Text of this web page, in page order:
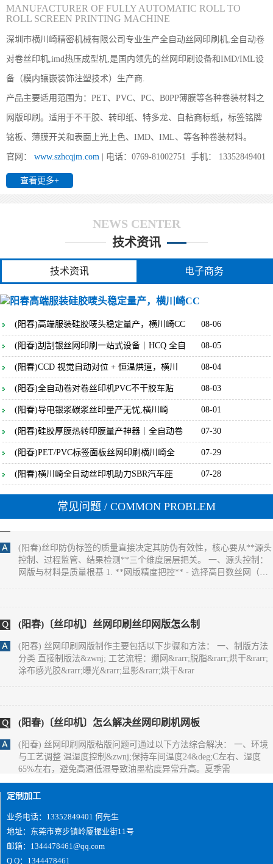
MANUFACTURER OF FULLY AUTOMATIC ROLL TO
ROLL SCREEN PRINTING MACHINE
深圳市横川崎精密机械有限公司专业生产全自动丝网印刷机,全自动卷
对卷丝印机,imd热压成型机,是国内领先的丝网印刷设备和IMD/IML设
备（模内镶嵌装饰注塑技术）生产商.
产品主要适用范围为：PET、PVC、PC、B0PP薄膜等各种卷装材料之
网版印刷。适用于不干胶、转印纸、特多龙、自粘商标纸，标签铭牌
铭板、薄膜开关和表面上光上色、IMD、IML、等各种卷装材料。
官网： www.szhcqjm.com | 电话：0769-81002751 手机： 13352849401
查看更多+
NEWS CENTER
技术资讯
技术资讯 电子商务
(阳春)高端服装硅胶唛头稳定量产，横川崎CC 08-06
(阳春)刮刮银丝网印刷一站式设备｜HCQ 全自 08-05
(阳春)CCD 视觉自动对位 + 恒温烘道，横川 08-04
(阳春)全自动卷对卷丝印机PVC不干胶车贴 08-03
(阳春)导电银浆碳浆丝印量产无忧,横川崎 08-01
(阳春)硅胶厚膜热转印膜量产神器｜全自动卷 07-30
(阳春)PET/PVC标签面板丝网印刷横川崎全 07-29
(阳春)横川崎全自动丝印机助力SBR汽车座 07-28
常见问题 / COMMON PROBLEM
变、荧光、微缩文字等）的全流程管控**，通过锁定防伪材料性
能、精准控制印刷参数、量化检测防伪特征，确保每一张标签的防
伪识别效果完全统一。 一、源头锁定：防伪材料的性能一致性是基
础 1. **防伪油墨的批次化管控** - 同一批次标签必须使用**同一供
应商、同一生产批次**的防伪油墨（如光变油
(阳春)丝印过程中如何保证防伪标签的一致
(阳春) 保证丝印防伪标签一致性的核心，是**消除全流程变量**，
通过标准化材料、固定设备参数、统一操作规范和量化检测，实现
同批次乃至不同批次标签在外观、尺寸、防伪效果上的统一。 一、
源头控稳：材料与网版的一致性基础 1. **材料批次化管理** - 同一
批次标签必须使用同一供应商、同一批次的基材（如PET膜、易碎
纸），避免不同批次基材厚度、平整度差异
(阳春)丝印过程中如何保证防伪标签的质量
控制、过程监管、结果检测**三个维度层层把关。 一、源头控制：
网版与材料是质量根基 1. **网版精度把控** - 选择高目数丝网（如
300-500目），确保微缩文字、精细纹理能清晰呈现，目数过低易导
分类 直接制版法&zwnj; 工艺流程：绷网&rarr;脱脂&rarr;烘干&rarr;
涂布感光胶&rarr;曝光&rarr;显影&rarr;烘干&rar
与工艺调整 温湿度控制&zwnj;保持车间温度24&deg;C左右、湿度
65%左右，避免高温低湿导致油墨粘度异常升高。夏季需
(阳春) 1、片材成型时形状要好；2、注塑前模及后模都要放IMD片
材， 要考虑好片材的定位方式及入口方式；3、要考虑好产品的顶出
(阳春)您好,双面IMD技术是怎么实现的？
(阳春) 1、片材成型时形状要好；2、注塑前模及后模都要放IMD片
材， 要考虑好片材的定位方式及入口方式；3、要考虑好产品的顶出
(阳春)办个IMD工厂要投资多少?
(阳春) 前景对于其它行业来说算得上是不错的领域，他不受地区与
环境的限制，IMD/IML最重要、最受限制的是IMD/IML的业务来源
(阳春)全自动卷对卷丝印机都能印哪些产品
(阳春) 您好,我司所生产的全自动丝印机广泛用于PET、PVC 、转印
路板、手机按键、3M胶、胶水、薄膜开关、商标镭射、刮
定制加工
业务电话：13352849401 何先生
地址：东莞市寮步镇岭厦振业街11号
邮箱：1344478461@qq.com
Q Q：1344478461